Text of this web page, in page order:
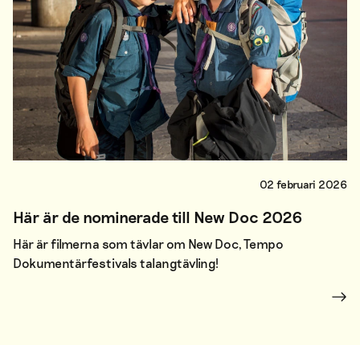
02 februari 2026
Här är de nominerade till New Doc 2026
Här är filmerna som tävlar om New Doc, Tempo
Dokumentärfestivals talangtävling!